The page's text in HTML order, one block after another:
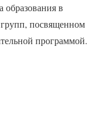
образования в
посвященном
программой.